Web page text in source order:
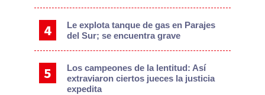
Le explota tanque de gas en Parajes
del Sur; se encuentra grave
Los campeones de la lentitud: Así
extraviaron ciertos jueces la justicia
expedita